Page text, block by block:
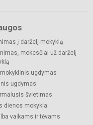
į darželį-mokyklą
mokesčiai už darželį-
ugdymas
ugdymas
švietimas
dienos mokykla
vaikams ir tėvams